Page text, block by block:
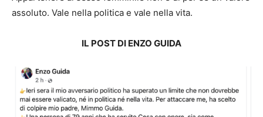
assoluto. Vale nella politica e vale nella vita.
IL POST DI ENZO GUIDA